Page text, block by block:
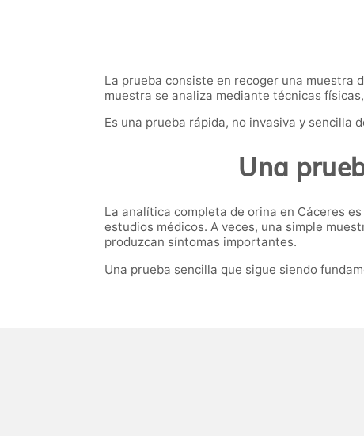
La prueba consiste en recoger una muestra
muestra se analiza mediante técnicas
Es una prueba rápida, no invasiva y sencilla
Una
La analítica completa de orina en Cáceres
estudios médicos. A veces, una simple
produzcan síntomas importantes.
Una prueba sencilla que sigue siendo